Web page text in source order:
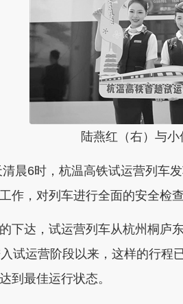
陆燕红（右）与小
6时，杭温高铁试运营列车发
作，对列车进行全面的安全检
达，试运营列车从杭州桐庐
试运营阶段以来，这样的行程
到最佳运行状态。